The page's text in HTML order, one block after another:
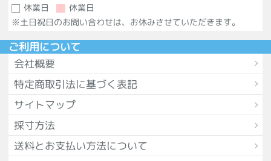
休業日
休業日
※土日祝日のお問い合わせは、お休みさせていただきます。
ご利用について
会社概要
特定商取引法に基づく表記
サイトマップ
採寸方法
送料とお支払い方法について